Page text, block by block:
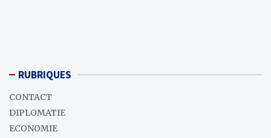
RUBRIQUES
CONTACT
DIPLOMATIE
ECONOMIE